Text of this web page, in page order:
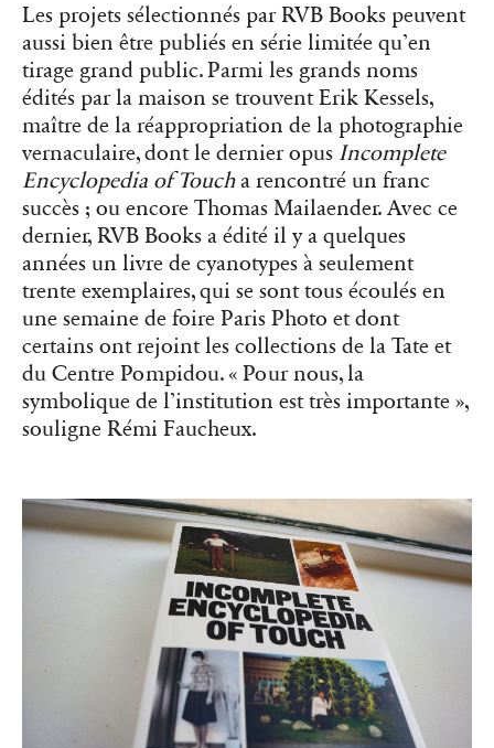
Les projets sélectionnés par RVB Books peuvent
aussi bien être publiés en série limitée qu’en
tirage grand public. Parmi les grands noms
édités par la maison se trouvent Erik Kessels,
maître de la réappropriation de la photographie
vernaculaire, dont le dernier opus Incomplete
Encyclopedia of Toucha rencontré un franc
succès ; ou encore Thomas Mailaender. Avec ce
dernier, RVB Books a édité il y a quelques
années un livre de cyanotypes à seulement
trente exemplaires, qui se sont tous écoulés en
une semaine de foire Paris Photo et dont
certains ont rejoint les collections de la Tate et
du Centre Pompidou. « Pour nous, la
symbolique de l’institution est très importante »,
souligne Rémi Faucheux.